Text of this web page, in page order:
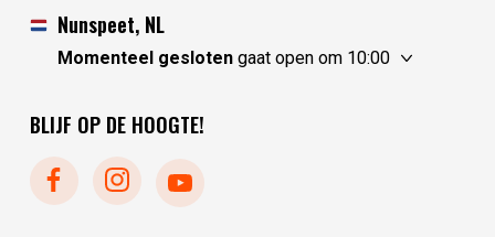
woensdag
donderdag
10:30 - 17:30
zaterdag
zondag
10:00 - 17:30
woensdag
donderdag
Nunspeet, NL
Momenteel geslotengaat open om 10:00
zaterdag
maandag
dinsdag
BLIJF OP DE HOOGTE!